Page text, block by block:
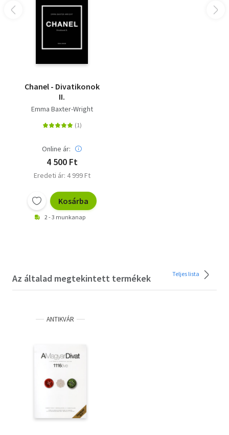
Chanel - Divatikonok
II.
Emma Baxter-Wright
Online ár:
4 500 Ft
Eredeti ár: 4 999 Ft
Kosárba
2 - 3 munkanap
Az általad megtekintett termékek Teljes lista
ANTIKVÁR